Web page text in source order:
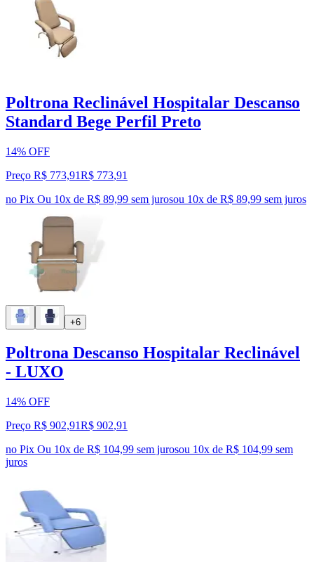
Poltrona Reclinável Hospitalar Descanso
Standard Bege Perfil Preto
14% OFF
Preço R$ 773,91R$ 773,91
no Pix Ou 10x de R$ 89,99 sem jurosou 10x de R$ 89,99 sem juros
+6
Poltrona Descanso Hospitalar Reclinável
- LUXO
14% OFF
Preço R$ 902,91R$ 902,91
no Pix Ou 10x de R$ 104,99 sem jurosou 10x de R$ 104,99 sem
juros